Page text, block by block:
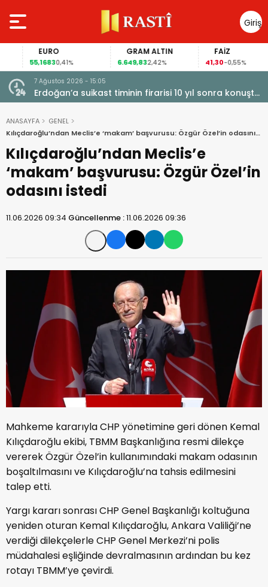
Giriş
Yap
EURO
55,16830,41%
GRAM ALTIN
6.649,832,42%
FAİZ
41,30-0,55%
7 Ağustos 2026 - 15:05
Erdoğan’a suikast timinin firarisi 10 yıl sonra konuştu:
Gömüldüğü öne sürülen silahlar için Marmaris’te
kazı başladı
ANASAYFA
GENEL
Kılıçdaroğlu’ndan Meclis’e ‘makam’ başvurusu: Özgür Özel’in odasını
istedi
Kılıçdaroğlu’ndan Meclis’e
‘makam’ başvurusu: Özgür Özel’in
odasını istedi
11.06.2026 09:34 Güncellenme :11.06.2026 09:36
Mahkeme kararıyla CHP yönetimine geri dönen Kemal
Kılıçdaroğlu ekibi, TBMM Başkanlığına resmi dilekçe
vererek Özgür Özel’in kullanımındaki makam odasının
boşaltılmasını ve Kılıçdaroğlu’na tahsis edilmesini
talep etti.
Yargı kararı sonrası CHP Genel Başkanlığı koltuğuna
yeniden oturan Kemal Kılıçdaroğlu, Ankara Valiliği’ne
verdiği dilekçelerle CHP Genel Merkezi’ni polis
müdahalesi eşliğinde devralmasının ardından bu kez
rotayı TBMM’ye çevirdi.